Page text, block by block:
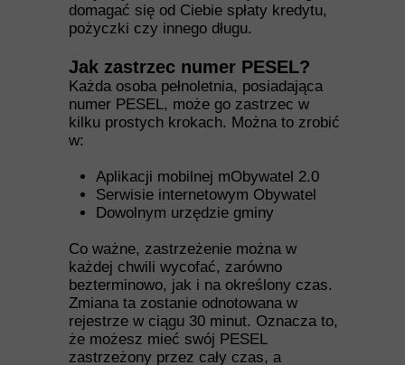
domagać się od Ciebie spłaty kredytu,
pożyczki czy innego długu.
Jak zastrzec numer PESEL?
Każda osoba pełnoletnia, posiadająca
numer PESEL, może go zastrzec w
kilku prostych krokach. Można to zrobić
w:
Aplikacji mobilnej mObywatel 2.0
Serwisie internetowym Obywatel
Dowolnym urzędzie gminy
Co ważne, zastrzeżenie można w
każdej chwili wycofać, zarówno
bezterminowo, jak i na określony czas.
Zmiana ta zostanie odnotowana w
rejestrze w ciągu 30 minut. Oznacza to,
że możesz mieć swój PESEL
zastrzeżony przez cały czas, a